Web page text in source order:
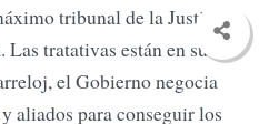
tribunal de la Justicia
tratativas están en su
el Gobierno negocia
aliados para conseguir los